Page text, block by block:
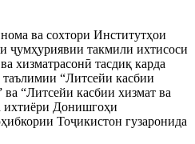
ва сохтори Институтҳои
ҷумҳуриявии такмили ихтисоси
хизматрасонӣ тасдиқ карда
“Литсейи касбии
“Литсейи касбии хизмат ва
ихтиёри Донишгоҳи
Тоҷикистон гузаронида